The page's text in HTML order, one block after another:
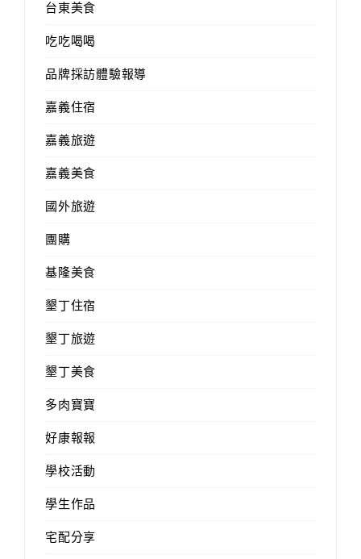
台東美食
吃吃喝喝
品牌採訪體驗報導
嘉義住宿
嘉義旅遊
嘉義美食
國外旅遊
團購
基隆美食
墾丁住宿
墾丁旅遊
墾丁美食
多肉寶寶
好康報報
學校活動
學生作品
宅配分享